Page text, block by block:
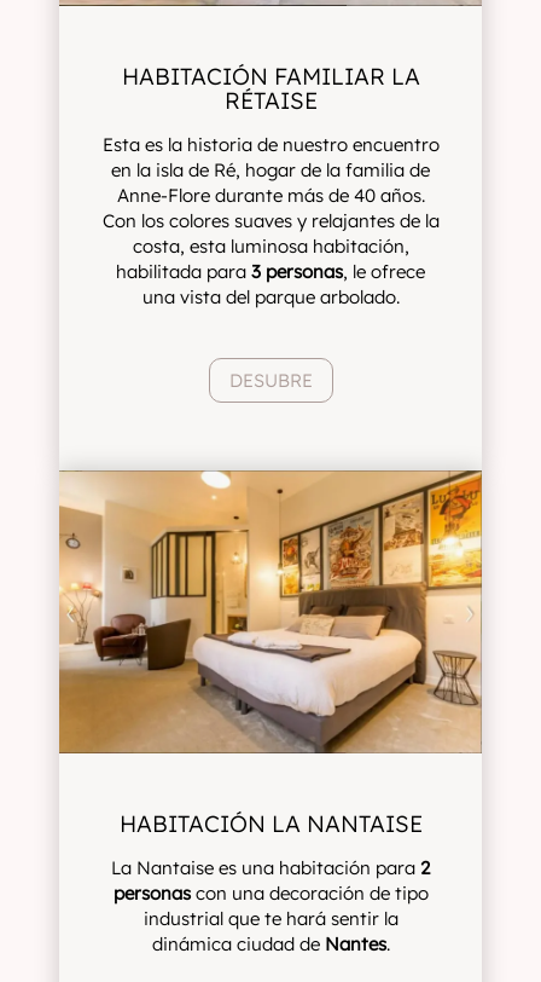
HABITACIÓN FAMILIAR LA
RÉTAISE
Esta es la historia de nuestro encuentro
en la isla de Ré, hogar de la familia de
Anne-Flore durante más de 40 años.
Con los colores suaves y relajantes de la
costa, esta luminosa habitación,
habilitada para 3 personas, le ofrece
una vista del parque arbolado.
DESUBRE
HABITACIÓN LA NANTAISE
La Nantaise es una habitación para 2
personascon una decoración de tipo
industrial que te hará sentir la
dinámica ciudad de Nantes.